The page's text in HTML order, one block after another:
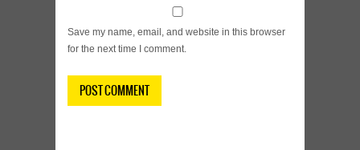
Save my name, email, and website in this browser
for the next time I comment.